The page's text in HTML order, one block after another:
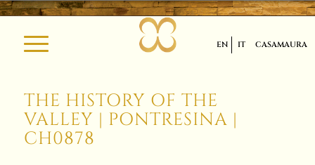
EN IT CASAMAURA
THE HISTORY OF THE
VALLEY | PONTRESINA |
CH0878